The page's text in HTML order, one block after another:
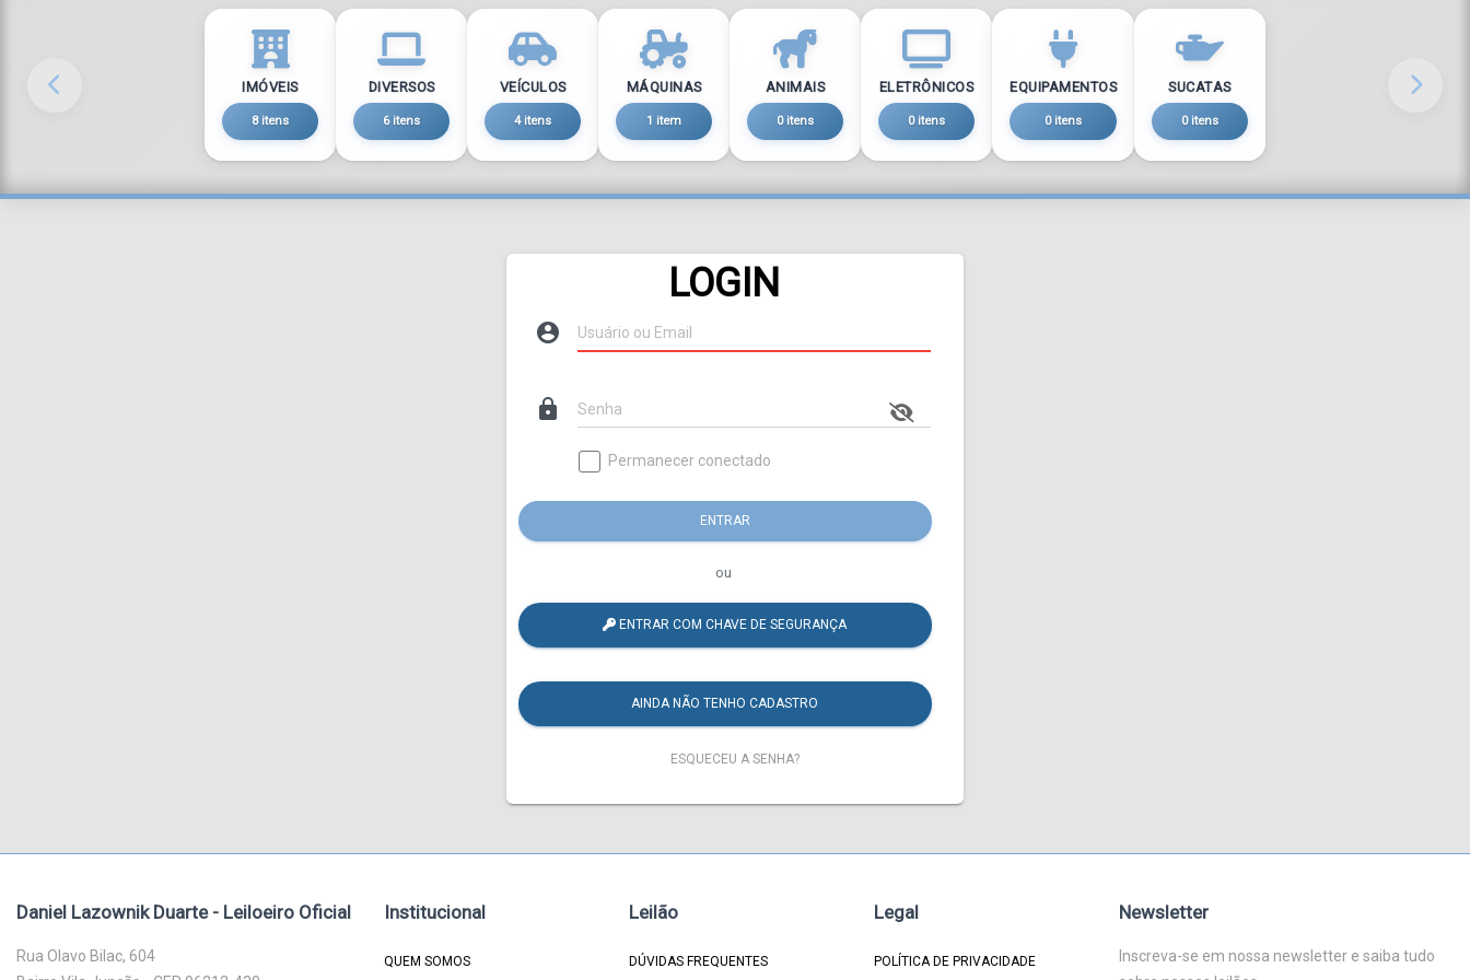
IMÓVEIS
8 itens
DIVERSOS
6 itens
VEÍCULOS
4 itens
MÁQUINAS
1 item
ANIMAIS
0 itens
ELETRÔNICOS
0 itens
EQUIPAMENTOS
0 itens
SUCATAS
0 itens
LOGIN
account_circle
lock
Permanecer conectado
ENTRAR
ou
ENTRAR COM CHAVE DE SEGURANÇA
AINDA NÃO TENHO CADASTRO
ESQUECEU A SENHA?
Daniel Lazownik Duarte - Leiloeiro Oficial
Rua Olavo Bilac, 604
Institucional
QUEM SOMOS
Leilão
DÚVIDAS FREQUENTES
Legal
POLÍTICA DE PRIVACIDADE
Newsletter
Inscreva-se em nossa newsletter e saiba tudo